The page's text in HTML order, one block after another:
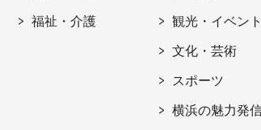
福祉・介護 観光・イベン
文化・芸術
スポーツ
横浜の魅力発